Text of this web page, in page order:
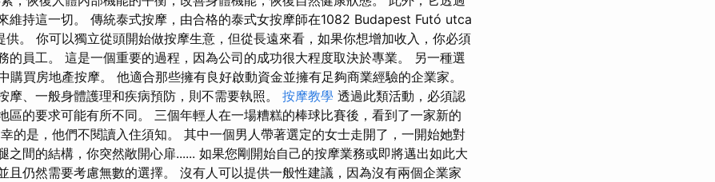
維持這一切。 傳統泰式按摩，由合格的泰式女按摩師在1082 Budapest Futó utca
。 你可以獨立從頭開始做按摩生意，但從長遠來看，如果你想增加收入，你必須
的員工。 這是一個重要的過程，因為公司的成功很大程度取決於專業。 另一種選
購買房地產按摩。 他適合那些擁有良好啟動資金並擁有足夠商業經驗的企業家。
摩、一般身體護理和疾病預防，則不需要執照。 按摩教學 透過此類活動，必須認
區的要求可能有所不同。 三個年輕人在一場糟糕的棒球比賽後，看到了一家新的
的是，他們不閱讀入住須知。 其中一個男人帶著選定的女士走開了，一開始她對
之間的結構，你突然敞開心扉...... 如果您剛開始自己的按摩業務或即將邁出如此大
且仍然需要考慮無數的選擇。 沒有人可以提供一般性建議，因為沒有兩個企業家